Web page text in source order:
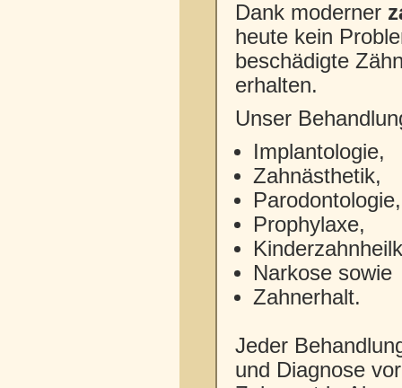
Dank moderner
heute kein
beschädigte
erhalten.
Unser
Implantologie,
Zahnästhetik,
Parodontologie,
Prophylaxe,
Narkose sowie
Zahnerhalt.
Jeder
und Diagnose